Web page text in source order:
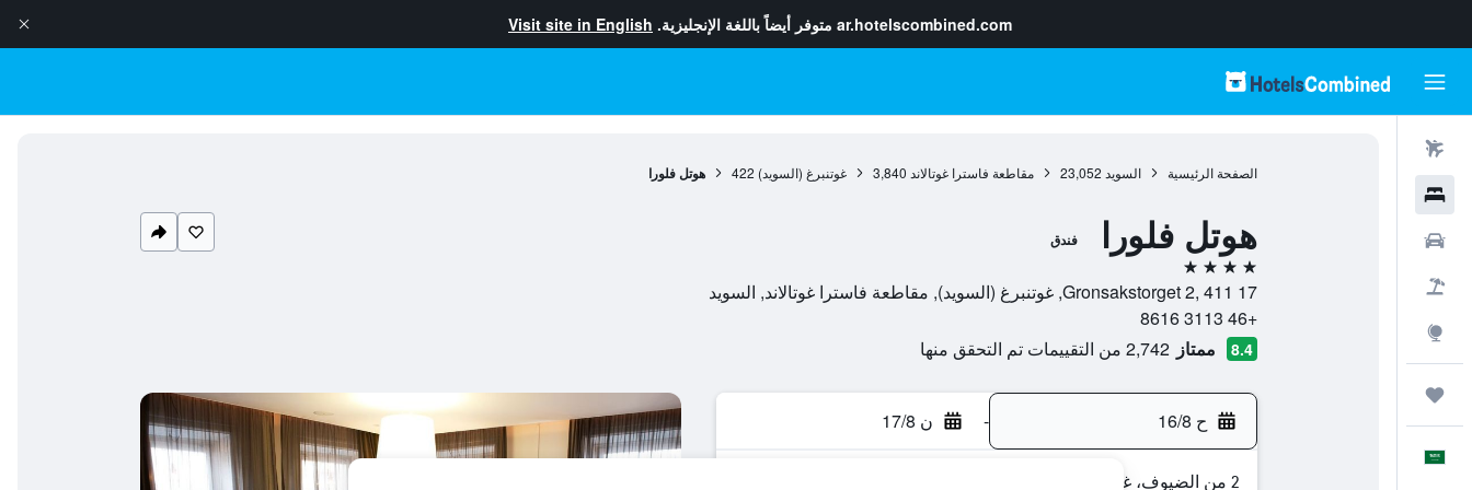
ar.hotelscombined.com متوفر أيضاً باللغة الإنجليزية. Visit site in English
الصفحة الرئيسية السويد 23,052 مقاطعة فاسترا غوتالاند 3,840 غوتنبرغ (السويد) 422 هوتل فلورا
هوتل فلورا فندق
4 نجوم
Gronsakstorget 2, 411 17, غوتنبرغ (السويد), مقاطعة فاسترا غوتالاند, السويد
+46 3113 8616
8.4 ممتاز 2,742 من التقييمات تم التحقق منها
ح 16/8 - ن 17/8
2 من الضيوف، غرفة واحدة